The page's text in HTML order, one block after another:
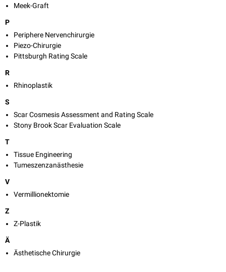
Meek-Graft
P
Periphere Nervenchirurgie
Piezo-Chirurgie
Pittsburgh Rating Scale
R
Rhinoplastik
S
Scar Cosmesis Assessment and Rating Scale
Stony Brook Scar Evaluation Scale
T
Tissue Engineering
Tumeszenzanästhesie
V
Vermillionektomie
Z
Z-Plastik
Ä
Ästhetische Chirurgie